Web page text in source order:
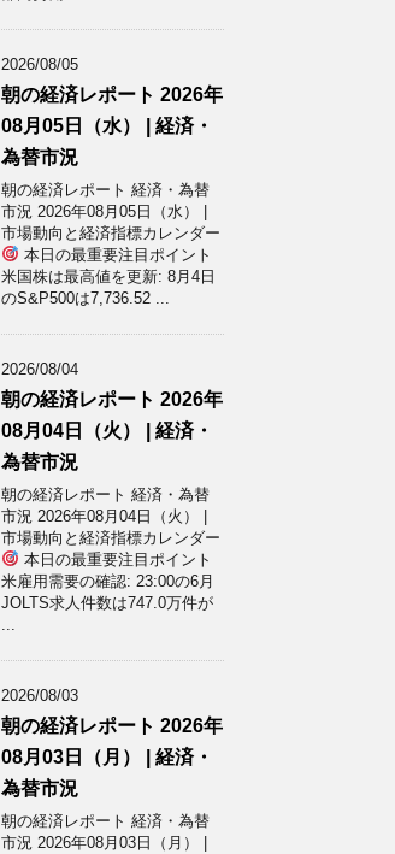
2026/08/05
朝の経済レポート 2026年
08月05日（水） | 経済・
為替市況
朝の経済レポート 経済・為替
市況 2026年08月05日（水） |
市場動向と経済指標カレンダー
本日の最重要注目ポイント
米国株は最高値を更新: 8月4日
のS&P500は7,736.52 ...
2026/08/04
朝の経済レポート 2026年
08月04日（火） | 経済・
為替市況
朝の経済レポート 経済・為替
市況 2026年08月04日（火） |
市場動向と経済指標カレンダー
本日の最重要注目ポイント
米雇用需要の確認: 23:00の6月
JOLTS求人件数は747.0万件が
...
2026/08/03
朝の経済レポート 2026年
08月03日（月） | 経済・
為替市況
朝の経済レポート 経済・為替
市況 2026年08月03日（月） |